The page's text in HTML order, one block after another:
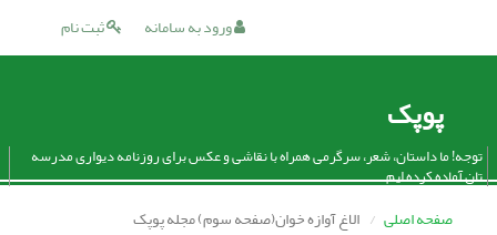
ثبت نام ورود به سامانه
پوپک
توجه! ما داستان، شعر، سرگرمی همراه با نقاشی و عکس برای روزنامه دیواری مدرسه
تان آماده کرده ایم.
صفحه اصلی الاغ آوازه خوان(صفحه سوم) مجله پوپک